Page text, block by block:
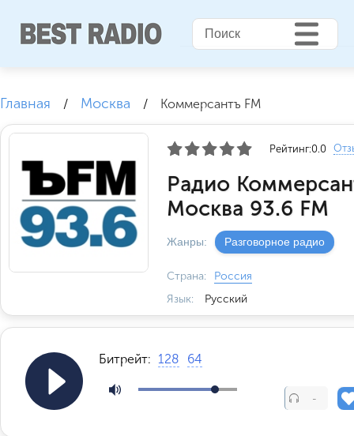
Главная / Москва / Коммерсантъ FM
Рейтинг:0.0
Радио
Москва 93.6 FM
Жанры: Разговорное радио
Страна:
Россия
Язык:
Русский
Битрейт: 128 64
-